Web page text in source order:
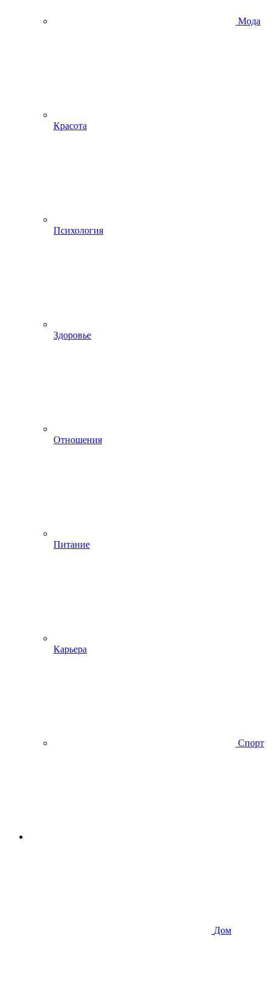
Мода
Красота
Психология
Здоровье
Отношения
Питание
Карьера
Спорт
Дом